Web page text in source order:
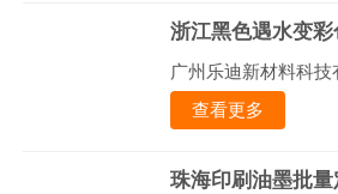
浙江黑色遇水变彩
广州乐迪新材料科技
查看更多
珠海印刷油墨批量